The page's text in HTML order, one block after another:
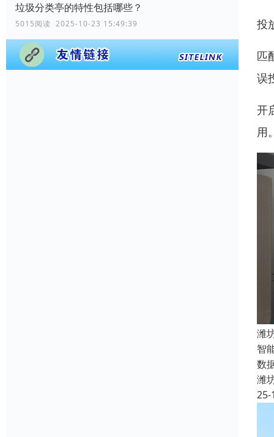
垃圾分类亭的特性包括哪些？
5015阅读 2025-10-23 15:49:39 投
匹
误
开
用
潍
智
数
潍
25-